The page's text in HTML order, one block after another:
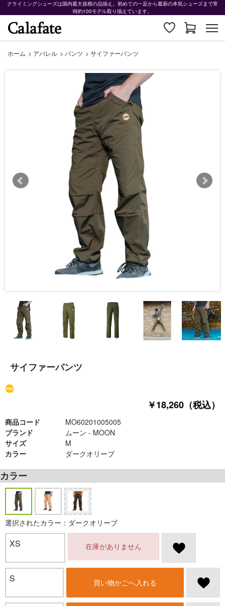
クライミングシューズは国内最大規模の品揃え。初めての一足から最新の本気シューズまで常
時約100モデル取り揃えています。
ホーム > アパレル > パンツ > サイファーパンツ
サイファーパンツ
￥18,260（税込）
商品コード
MO60201005005
ブランド
ムーン - MOON
サイズ
M
カラー
ダークオリーブ
カラー
選択されたカラー：ダークオリーブ
XS 在庫がありません
S 買い物かごへ入れる